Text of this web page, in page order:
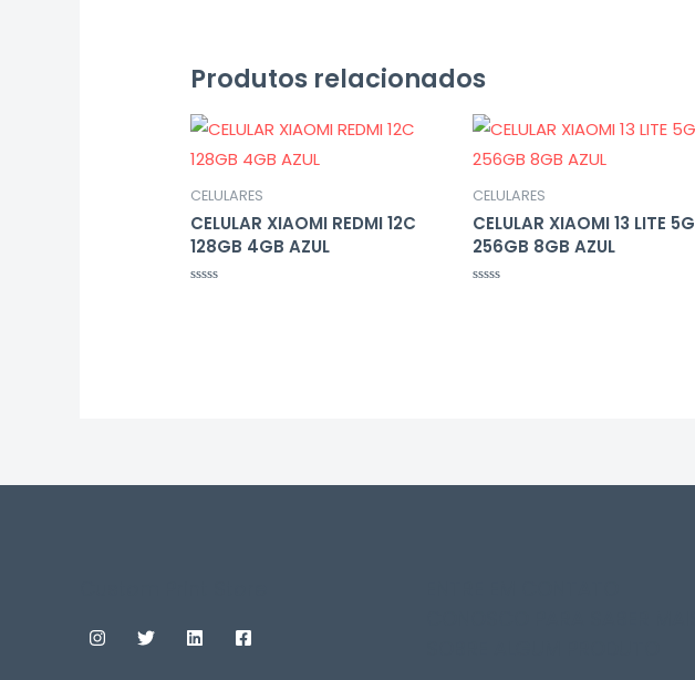
Produtos relacionados
CELULARES
CELULAR XIAOMI REDMI 12C
128GB 4GB AZUL
CELULARES
CELULAR XIAOMI 13 LITE 5G
256GB 8GB AZUL